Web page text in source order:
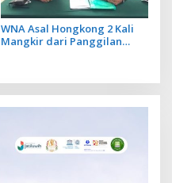
WNA Asal Hongkong 2 Kali
Mangkir dari Panggilan